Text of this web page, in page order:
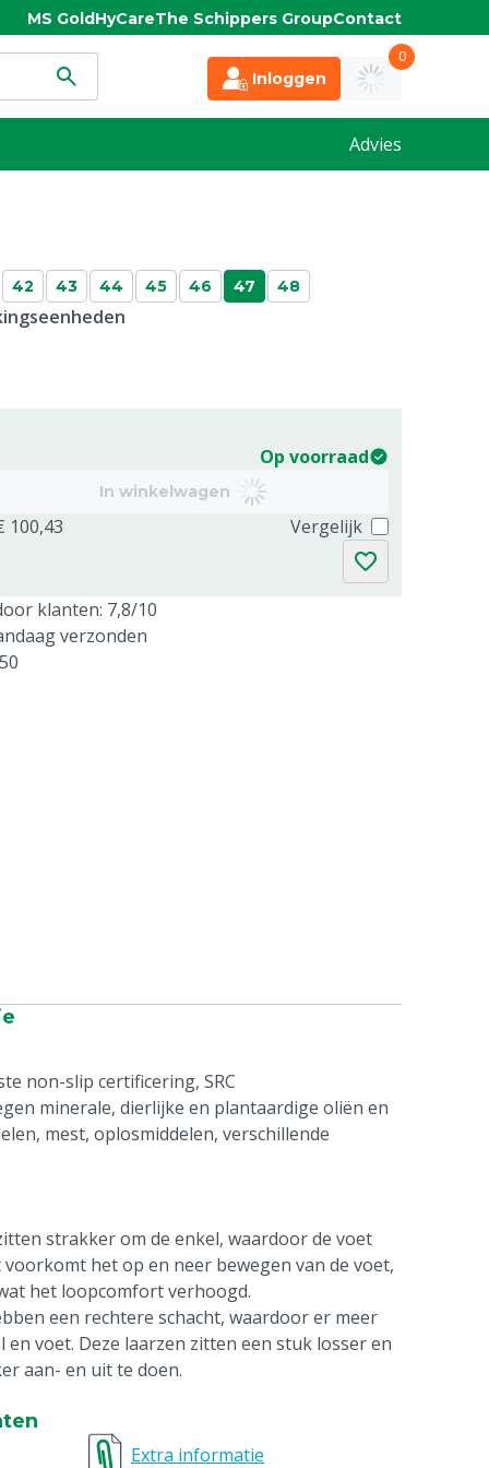
MS GoldHyCareThe Schippers GroupContact
Inloggen
0
Advies
42 43 44 45 46 47 48
Op voorraad
In winkelwagen
100,43 Vergelijk
klanten: 7,8/10
verzonden
non-slip certificering, SRC
minerale, dierlijke en plantaardige oliën en
mest, oplosmiddelen, verschillende
strakker om de enkel, waardoor de voet
het op en neer bewegen van de voet,
het loopcomfort verhoogd.
een rechtere schacht, waardoor er meer
voet. Deze laarzen zitten een stuk losser en
aan- en uit te doen.
Extra informatie